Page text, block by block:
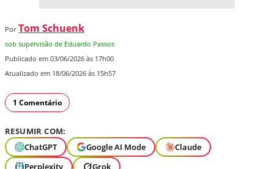
Por Tom Schuenk
sob supervisão de Eduardo Passos
Publicado em 03/06/2026 às 17h00
Atualizado em 18/06/2026 às 15h57
1 Comentário
RESUMIR COM:
ChatGPT
Google AI Mode
Claude
Perplexity
Grok